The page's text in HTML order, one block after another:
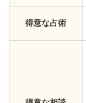
得意な占術